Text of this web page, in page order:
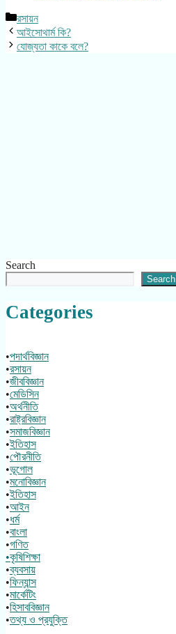
Categories
রসায়ন
আইসোথার্ম কি?
যোজ্যতা কাকে বলে?
Search
Search
Categories
•পদার্থবিজ্ঞান
•রসায়ন
•জীববিজ্ঞান
•মেডিসিন
•অর্থনীতি
•রাষ্ট্রবিজ্ঞান
•সমাজবিজ্ঞান
•ইতিহাস
•পৌরনীতি
•ভূগোল
•মনোবিজ্ঞান
•ইতিহাস
•আইন
•ধর্ম
•বাংলা
•গণিত
•কৃষিশিক্ষা
•ব্যবসায়
•ফিন্যান্স
•মার্কেটিং
•হিসাববিজ্ঞান
•তথ্য ও প্রযুক্তি